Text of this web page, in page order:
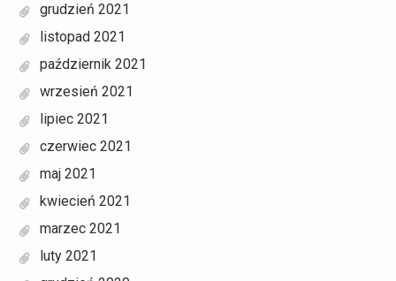
grudzień 2021
listopad 2021
październik 2021
wrzesień 2021
lipiec 2021
czerwiec 2021
maj 2021
kwiecień 2021
marzec 2021
luty 2021